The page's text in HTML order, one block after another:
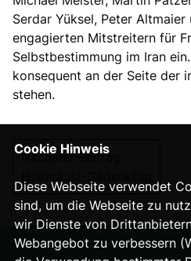
Serdar Yüksel, Peter
engagierten Mitstreitern für
Selbstbestimmung im Iran
konsequent an der Seite der
stehen.
Nächster Beitrag
Cookie Hinweis
Diese Webseite verwendet
sind, um die Webseite zu
wir Dienste von
Webangebot zu verbessern